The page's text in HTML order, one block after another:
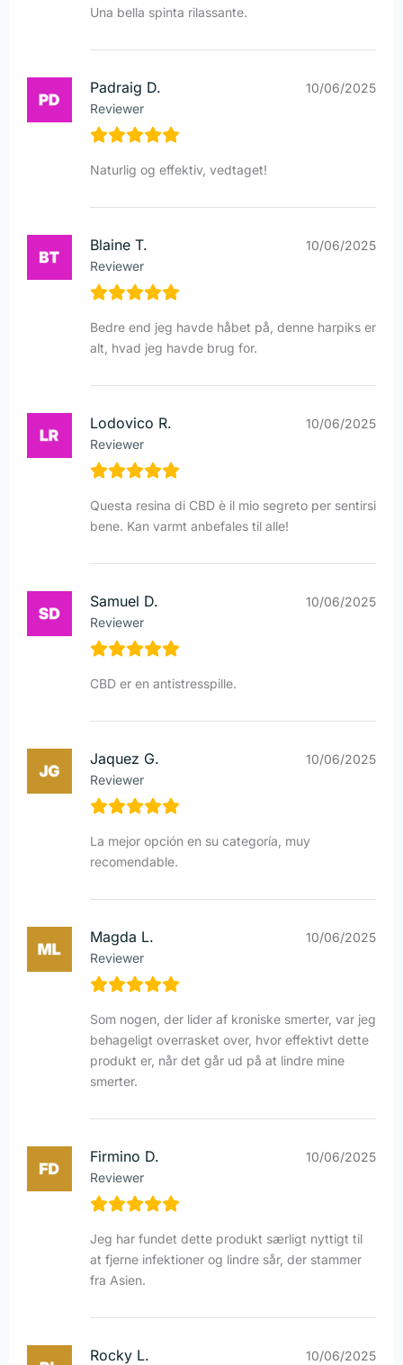
Una bella spinta rilassante.
Padraig D.
Reviewer
10/06/2025
Naturlig og effektiv, vedtaget!
Blaine T.
Reviewer
10/06/2025
Bedre end jeg havde håbet på, denne harpiks er
alt, hvad jeg havde brug for.
Lodovico R.
Reviewer
10/06/2025
Questa resina di CBD è il mio segreto per sentirsi
bene. Kan varmt anbefales til alle!
Samuel D.
Reviewer
10/06/2025
CBD er en antistresspille.
Jaquez G.
Reviewer
10/06/2025
La mejor opción en su categoría, muy
recomendable.
Magda L.
Reviewer
10/06/2025
Som nogen, der lider af kroniske smerter, var jeg
behageligt overrasket over, hvor effektivt dette
produkt er, når det går ud på at lindre mine
smerter.
Firmino D.
Reviewer
10/06/2025
Jeg har fundet dette produkt særligt nyttigt til
at fjerne infektioner og lindre sår, der stammer
fra Asien.
Rocky L. 10/06/2025